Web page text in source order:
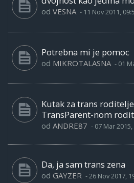
od VESNA - 11 Nov 2011,
Potrebna mi je pomoc
od MIKROTALASNA - 01
Kutak za trans
TransParent-nom
od ANDRE87 - 07 Mar 2015,
Da, ja sam trans zena
od GAYZER -26 Nov 2017,